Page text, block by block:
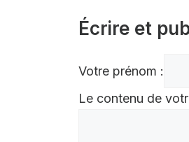
Écrire et
Votre prénom :
Le contenu de